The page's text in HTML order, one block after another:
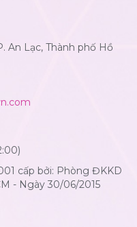
An Lạc, Thành phố Hồ
cấp bởi: Phòng ĐKKD
- Ngày 30/06/2015